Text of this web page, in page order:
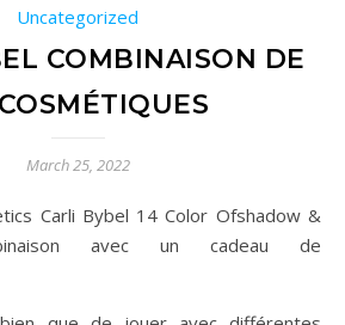
Uncategorized
COMBINAISON DE
March 25, 2022
avec un cadeau de